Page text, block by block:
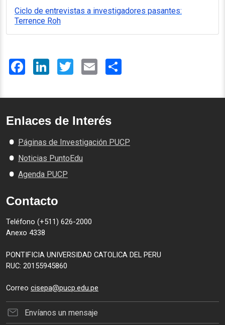
Ciclo de entrevistas a investigadores pasantes:
Terrence Roh
FacebookLinkedInTwitter Email
Enlaces de Interés
Páginas de Investigación PUCP
Noticias PuntoEdu
Agenda PUCP
Contacto
Teléfono (+511) 626-2000
Anexo 4338
PONTIFICIA UNIVERSIDAD CATOLICA DEL PERU
RUC: 20155945860
Correo cisepa@pucp.edu.pe
Envíanos un mensaje